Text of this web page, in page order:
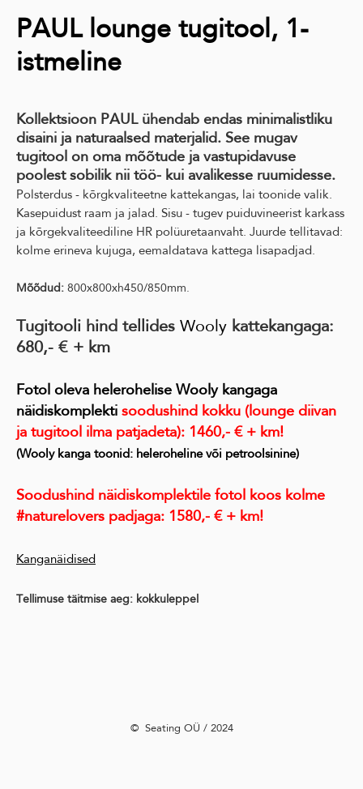
PAUL lounge tugitool, 1-
istmeline
Kollektsioon PAUL ühendab endas minimalistliku
disaini ja naturaalsed materjalid. See mugav
tugitool on oma mõõtude ja vastupidavuse
poolest sobilik nii töö- kui avalikesse ruumidesse.
Polsterdus - kõrgkvaliteetne kattekangas, lai toonide valik.
Kasepuidust raam ja jalad. Sisu - tugev puiduvineerist karkass
ja kõrgekvaliteediline HR polüuretaanvaht. Juurde tellitavad:
kolme erineva kujuga, eemaldatava kattega lisapadjad.
Mõõdud: 800x800xh450/850mm.
Tugitooli hind tellides Wooly kattekangaga:
680,- € + km
Fotol oleva helerohelise Wooly kangaga
näidiskomplekti soodushind kokku (lounge diivan
ja tugitool ilma patjadeta): 1460,- € + km!
(Wooly kanga toonid: heleroheline või petroolsinine)
Soodushind näidiskomplektile fotol koos kolme
#naturelovers padjaga: 1580,- € + km!
Kanganäidised
Tellimuse täitmise aeg: kokkuleppel
©️ Seating OÜ / 2024